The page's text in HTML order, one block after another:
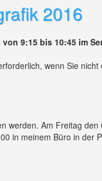
2016
von 9:15 bis 10:45 im
wenn Sie
werden. Am Freitag
in meinem Büro in